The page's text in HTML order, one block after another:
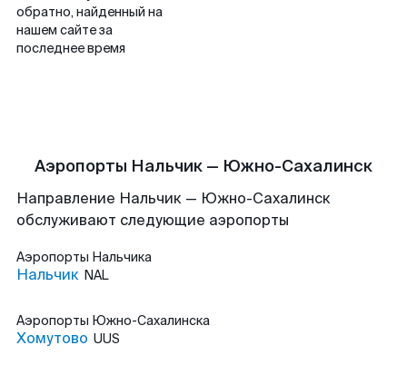
обратно, найденный на
нашем сайте за
последнее время
Аэропорты Нальчик — Южно-Сахалинск
Направление Нальчик — Южно-Сахалинск
обслуживают следующие аэропорты
Аэропорты Нальчика
Нальчик NAL
Аэропорты Южно-Сахалинска
Хомутово UUS